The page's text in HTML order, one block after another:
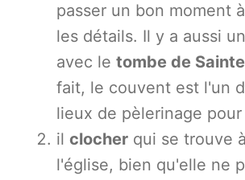
passer un bon moment
les détails. Il y a aussi
avec le tombe de
fait, le couvent est l'un
lieux de pèlerinage
il clocher qui se trouve
l'église, bien qu'elle ne